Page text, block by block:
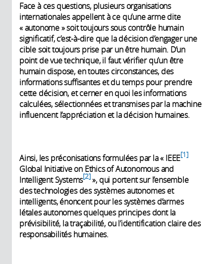
Face à ces questions, plusieurs organisations
internationales appellent à ce qu’une arme dite
« autonome » soit toujours sous contrôle humain
significatif, c’est-à-dire que la décision d’engager une
cible soit toujours prise par un être humain. D’un
point de vue technique, il faut vérifier qu’un être
humain dispose, en toutes circonstances, des
informations suffisantes et du temps pour prendre
cette décision, et cerner en quoi les informations
calculées, sélectionnées et transmises par la machine
influencent l’appréciation et la décision humaines.
Ainsi, les préconisations formulées par la « IEEE 1
Global Initiative on Ethics of Autonomous and
Intelligent Systems 2 », qui portent sur l’ensemble
des technologies des systèmes autonomes et
intelligents, énoncent pour les systèmes d’armes
létales autonomes quelques principes dont la
prévisibilité, la traçabilité, ou l’identification claire des
responsabilités humaines.